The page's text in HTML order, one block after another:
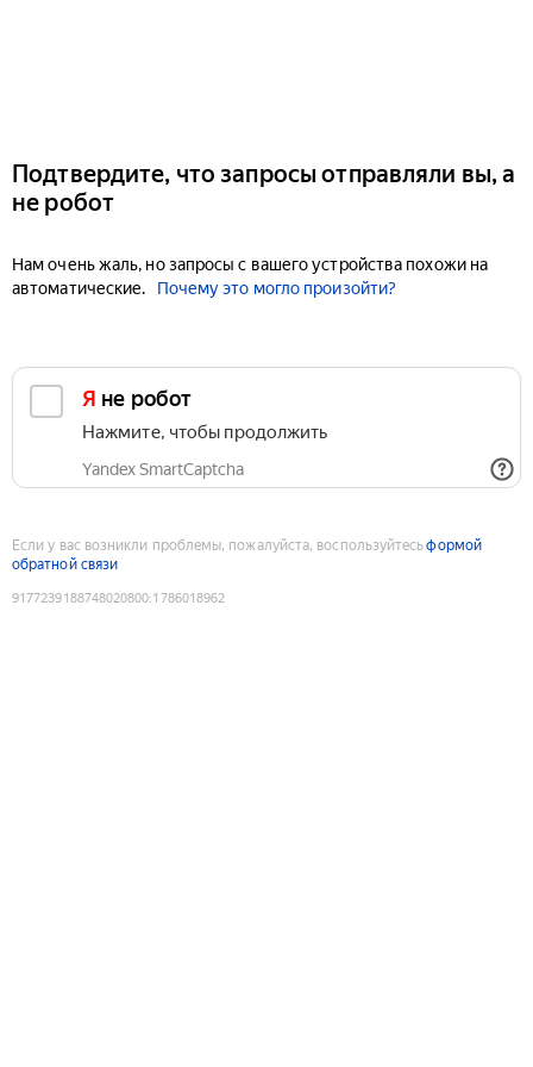
Подтвердите, что запросы отправляли вы, а
не робот
Нам очень жаль, но запросы с вашего устройства похожи на
автоматические.
Почему это могло произойти?
Я не робот
Нажмите, чтобы продолжить
Yandex SmartCaptcha
Если у вас возникли проблемы, пожалуйста, воспользуйтесьформой
обратной связи
9177239188748020800:1786018962